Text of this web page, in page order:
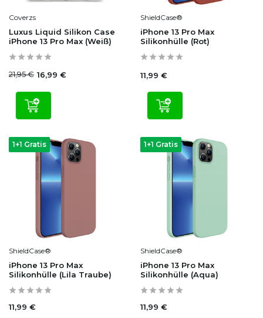
Coverzs
Luxus Liquid Silikon Case
iPhone 13 Pro Max (Weiß)
21,95 € 16,99 €
ShieldCase®
iPhone 13 Pro Max
Silikonhülle (Rot)
11,99 €
1+1 Gratis
ShieldCase®
iPhone 13 Pro Max
Silikonhülle (Lila Traube)
11,99 €
1+1 Gratis
ShieldCase®
iPhone 13 Pro Max
Silikonhülle (Aqua)
11,99 €